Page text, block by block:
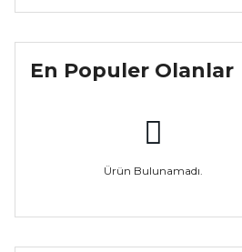
En Populer Olanlar
Ürün Bulunamadı.